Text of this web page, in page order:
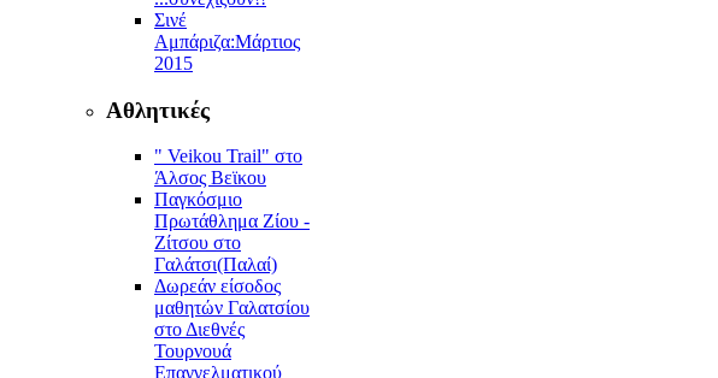
Σινέ
Αμπάριζα:Mάρτιος
2015
Αθλητικές
" Veikou Trail" στο
Άλσος Βεϊκου
Παγκόσμιο
Πρωτάθλημα Ζίου -
Ζίτσου στο
Γαλάτσι(Παλαί)
Δωρεάν είσοδος
μαθητών Γαλατσίου
στο Διεθνές
Τουρνουά
Επαγγελματικού